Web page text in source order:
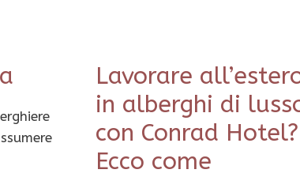
Lavorare
in alberghi di
con Conrad Hotel?
Ecco come